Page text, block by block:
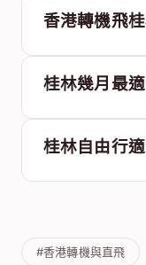
香港轉機飛
桂林幾月最
桂林自由行
#香港轉機與直飛